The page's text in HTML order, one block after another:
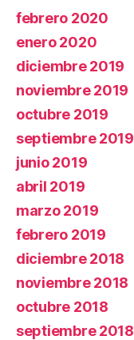
febrero 2020
enero 2020
diciembre 2019
noviembre 2019
octubre 2019
septiembre 2019
junio 2019
abril 2019
marzo 2019
febrero 2019
diciembre 2018
noviembre 2018
octubre 2018
septiembre 2018